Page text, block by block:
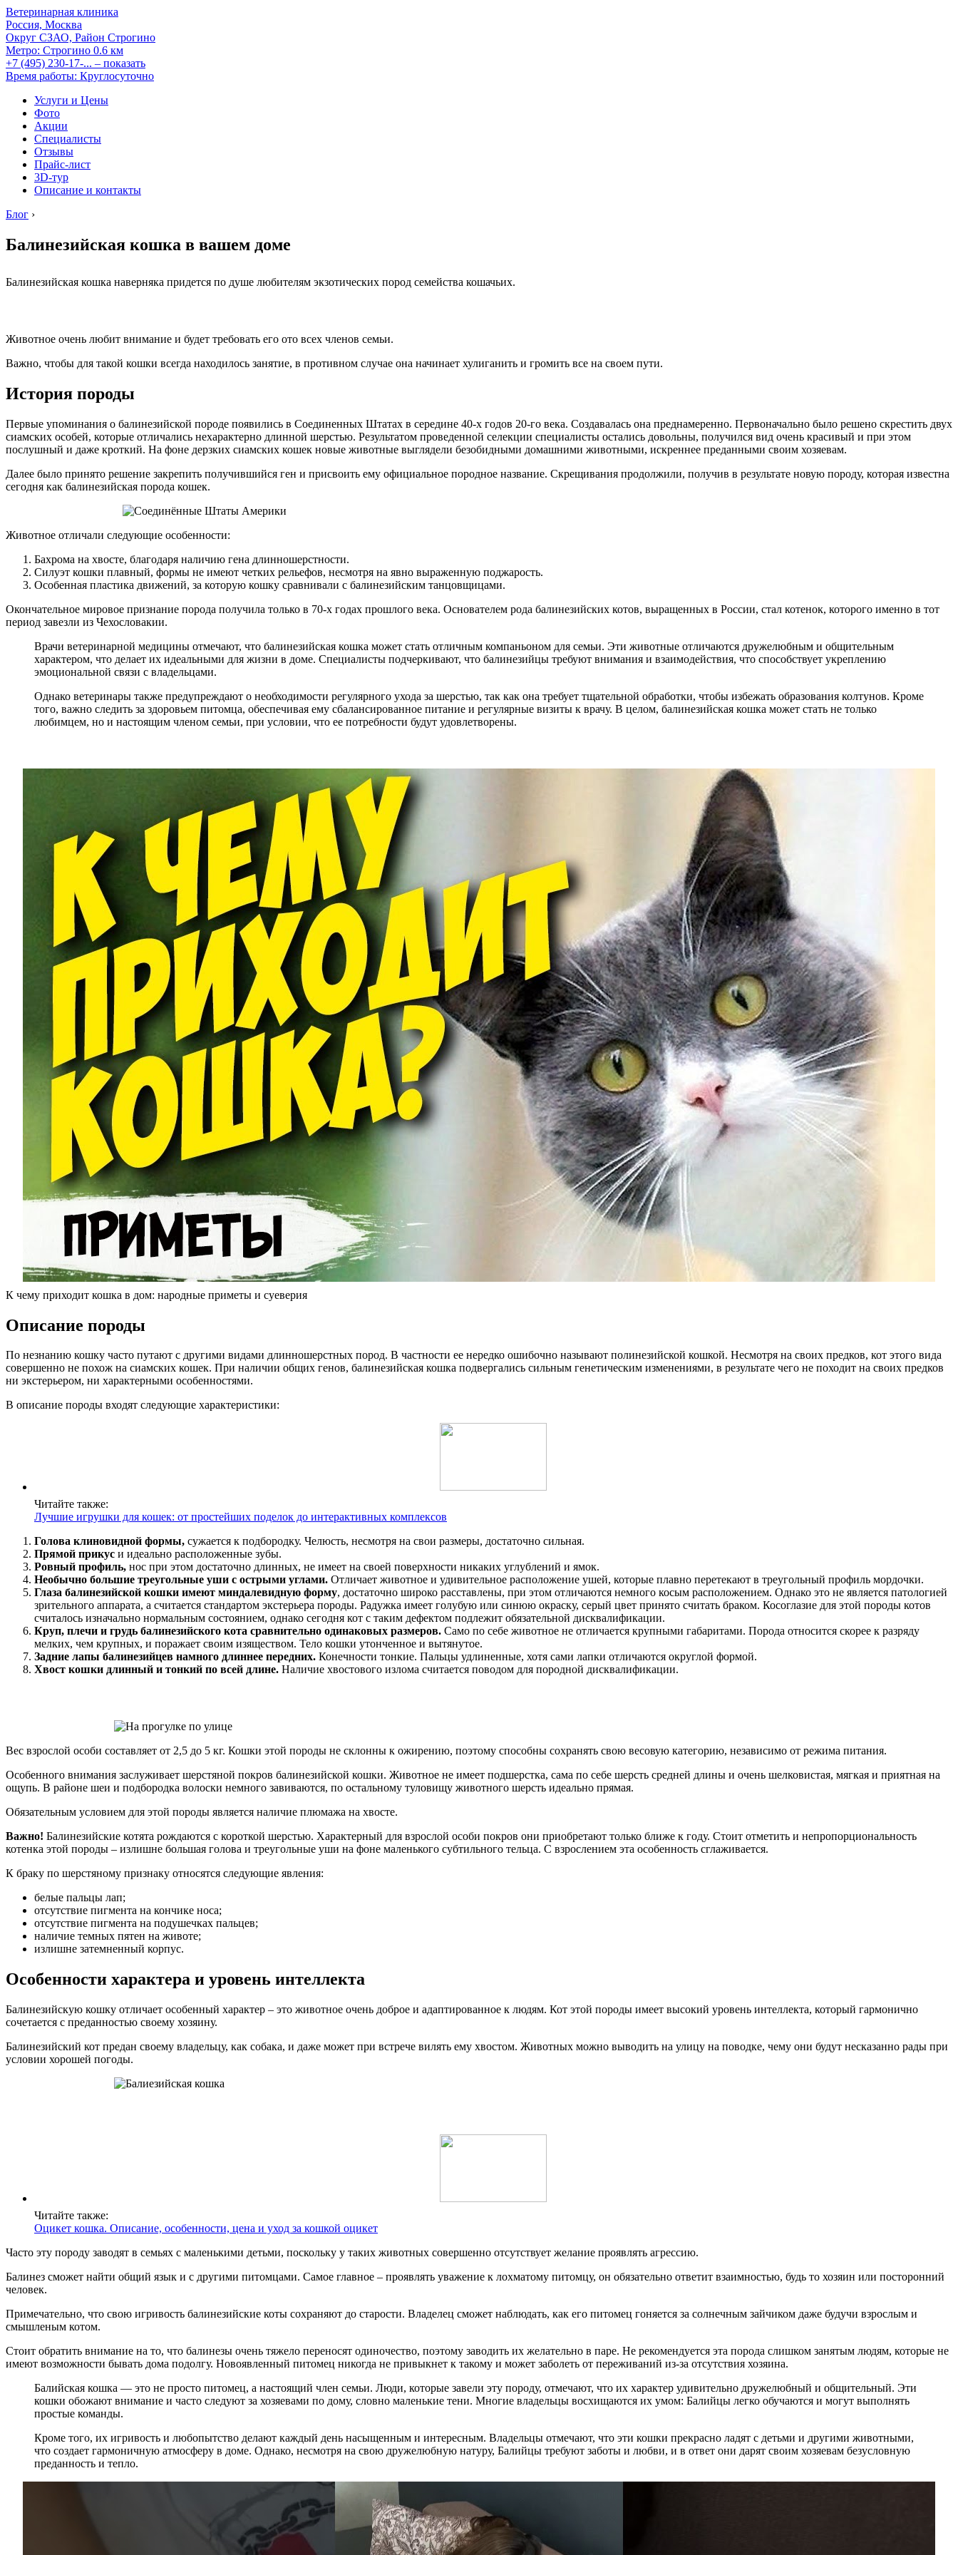
Ветеринарная клиника
Россия, Москва
Округ СЗАО, Район Строгино
Метро: Строгино 0.6 км
+7 (495) 230-17-... – показать
Время работы: Круглосуточно
Услуги и Цены
Фото
Акции
Специалисты
Отзывы
Прайс-лист
3D-тур
Описание и контакты
Блог ›
Балинезийская кошка в вашем доме
Балинезийская кошка наверняка придется по душе любителям экзотических пород семейства кошачьих.
Животное очень любит внимание и будет требовать его ото всех членов семьи.
Важно, чтобы для такой кошки всегда находилось занятие, в противном случае она начинает хулиганить и громить все на своем пути.
История породы
Первые упоминания о балинезийской породе появились в Соединенных Штатах в середине 40-х годов 20-го века. Создавалась она преднамеренно. Первоначально было решено скрестить двух
сиамских особей, которые отличались нехарактерно длинной шерстью. Результатом проведенной селекции специалисты остались довольны, получился вид очень красивый и при этом
послушный и даже кроткий. На фоне дерзких сиамских кошек новые животные выглядели безобидными домашними животными, искреннее преданными своим хозяевам.
Далее было принято решение закрепить получившийся ген и присвоить ему официальное породное название. Скрещивания продолжили, получив в результате новую породу, которая известна
сегодня как балинезийская порода кошек.
Животное отличали следующие особенности:
Бахрома на хвосте, благодаря наличию гена длинношерстности.
Силуэт кошки плавный, формы не имеют четких рельефов, несмотря на явно выраженную поджарость.
Особенная пластика движений, за которую кошку сравнивали с балинезийским танцовщицами.
Окончательное мировое признание порода получила только в 70-х годах прошлого века. Основателем рода балинезийских котов, выращенных в России, стал котенок, которого именно в тот
период завезли из Чехословакии.
Врачи ветеринарной медицины отмечают, что балинезийская кошка может стать отличным компаньоном для семьи. Эти животные отличаются дружелюбным и общительным
характером, что делает их идеальными для жизни в доме. Специалисты подчеркивают, что балинезийцы требуют внимания и взаимодействия, что способствует укреплению
эмоциональной связи с владельцами.
Однако ветеринары также предупреждают о необходимости регулярного ухода за шерстью, так как она требует тщательной обработки, чтобы избежать образования колтунов. Кроме
того, важно следить за здоровьем питомца, обеспечивая ему сбалансированное питание и регулярные визиты к врачу. В целом, балинезийская кошка может стать не только
любимцем, но и настоящим членом семьи, при условии, что ее потребности будут удовлетворены.
К чему приходит кошка в дом: народные приметы и суеверия
Описание породы
По незнанию кошку часто путают с другими видами длинношерстных пород. В частности ее нередко ошибочно называют полинезийской кошкой. Несмотря на своих предков, кот этого вида
совершенно не похож на сиамских кошек. При наличии общих генов, балинезийская кошка подвергались сильным генетическим изменениями, в результате чего не походит на своих предков
ни экстерьером, ни характерными особенностями.
В описание породы входят следующие характеристики:
Читайте также:
Лучшие игрушки для кошек: от простейших поделок до интерактивных комплексов
Голова клиновидной формы, сужается к подбородку. Челюсть, несмотря на свои размеры, достаточно сильная.
Прямой прикус и идеально расположенные зубы.
Ровный профиль, нос при этом достаточно длинных, не имеет на своей поверхности никаких углублений и ямок.
Необычно большие треугольные уши с острыми углами. Отличает животное и удивительное расположение ушей, которые плавно перетекают в треугольный профиль мордочки.
Глаза балинезийской кошки имеют миндалевидную форму, достаточно широко расставлены, при этом отличаются немного косым расположением. Однако это не является патологией
зрительного аппарата, а считается стандартом экстерьера породы. Радужка имеет голубую или синюю окраску, серый цвет принято считать браком. Косоглазие для этой породы котов
считалось изначально нормальным состоянием, однако сегодня кот с таким дефектом подлежит обязательной дисквалификации.
Круп, плечи и грудь балинезийского кота сравнительно одинаковых размеров. Само по себе животное не отличается крупными габаритами. Порода относится скорее к разряду
мелких, чем крупных, и поражает своим изяществом. Тело кошки утонченное и вытянутое.
Задние лапы балинезийцев намного длиннее передних. Конечности тонкие. Пальцы удлиненные, хотя сами лапки отличаются округлой формой.
Хвост кошки длинный и тонкий по всей длине. Наличие хвостового излома считается поводом для породной дисквалификации.
Вес взрослой особи составляет от 2,5 до 5 кг. Кошки этой породы не склонны к ожирению, поэтому способны сохранять свою весовую категорию, независимо от режима питания.
Особенного внимания заслуживает шерстяной покров балинезийской кошки. Животное не имеет подшерстка, сама по себе шерсть средней длины и очень шелковистая, мягкая и приятная на
ощупь. В районе шеи и подбородка волоски немного завиваются, по остальному туловищу животного шерсть идеально прямая.
Обязательным условием для этой породы является наличие плюмажа на хвосте.
Важно! Балинезийские котята рождаются с короткой шерстью. Характерный для взрослой особи покров они приобретают только ближе к году. Стоит отметить и непропорциональность
котенка этой породы – излишне большая голова и треугольные уши на фоне маленького субтильного тельца. С взрослением эта особенность сглаживается.
К браку по шерстяному признаку относятся следующие явления:
белые пальцы лап;
отсутствие пигмента на кончике носа;
отсутствие пигмента на подушечках пальцев;
наличие темных пятен на животе;
излишне затемненный корпус.
Особенности характера и уровень интеллекта
Балинезийскую кошку отличает особенный характер – это животное очень доброе и адаптированное к людям. Кот этой породы имеет высокий уровень интеллекта, который гармонично
сочетается с преданностью своему хозяину.
Балинезийский кот предан своему владельцу, как собака, и даже может при встрече вилять ему хвостом. Животных можно выводить на улицу на поводке, чему они будут несказанно рады при
условии хорошей погоды.
Читайте также:
Оцикет кошка. Описание, особенности, цена и уход за кошкой оцикет
Часто эту породу заводят в семьях с маленькими детьми, поскольку у таких животных совершенно отсутствует желание проявлять агрессию.
Балинез сможет найти общий язык и с другими питомцами. Самое главное – проявлять уважение к лохматому питомцу, он обязательно ответит взаимностью, будь то хозяин или посторонний
человек.
Примечательно, что свою игривость балинезийские коты сохраняют до старости. Владелец сможет наблюдать, как его питомец гоняется за солнечным зайчиком даже будучи взрослым и
смышленым котом.
Стоит обратить внимание на то, что балинезы очень тяжело переносят одиночество, поэтому заводить их желательно в паре. Не рекомендуется эта порода слишком занятым людям, которые не
имеют возможности бывать дома подолгу. Новоявленный питомец никогда не привыкнет к такому и может заболеть от переживаний из-за отсутствия хозяина.
Балийская кошка — это не просто питомец, а настоящий член семьи. Люди, которые завели эту породу, отмечают, что их характер удивительно дружелюбный и общительный. Эти
кошки обожают внимание и часто следуют за хозяевами по дому, словно маленькие тени. Многие владельцы восхищаются их умом: Балийцы легко обучаются и могут выполнять
простые команды.
Кроме того, их игривость и любопытство делают каждый день насыщенным и интересным. Владельцы отмечают, что эти кошки прекрасно ладят с детьми и другими животными,
что создает гармоничную атмосферу в доме. Однако, несмотря на свою дружелюбную натуру, Балийцы требуют заботы и любви, и в ответ они дарят своим хозяевам безусловную
преданность и тепло.